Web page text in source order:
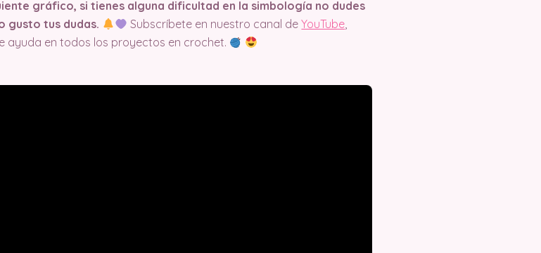
gráfico, si tienes alguna dificultad en la simbología no dudes
gusto tus dudas.
Subscríbete en nuestro canal deYouTube,
ayuda en todos los proyectos en crochet.